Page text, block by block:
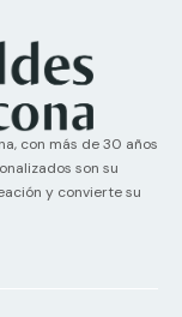
con más de 30 años
son su
y convierte su